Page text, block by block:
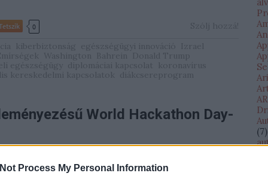
Process My Personal Information
0
World Hackathon Day-
a koronavírus járvány idején is mindent
(7)